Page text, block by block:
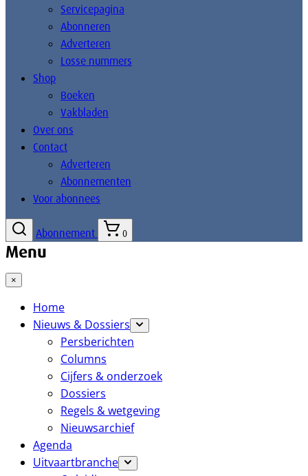
Servicepagina
Abonneren
Adverteren
Losse nummers
Shop
Boeken
Vakbladen
Over ons
Contact
Adverteren
Abonnementen
Voor abonnees
Abonnement 0
Menu
×
Home
Nieuws & Dossiers
Persberichten
Columns
Cijfers & onderzoek
Dossiers
Regels & wetgeving
Nieuwsarchief
Agenda
Uitvaartbranche